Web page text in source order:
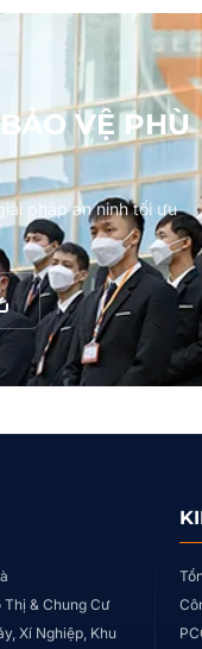
VỆ PHÙ
pháp an ninh tối ưu
Thị & Chung Cư
Xí Nghiệp, Khu